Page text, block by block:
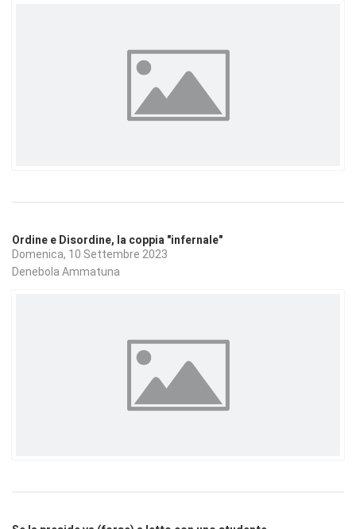
Ordine e Disordine, la coppia "infernale"
Domenica, 10 Settembre 2023
Denebola Ammatuna